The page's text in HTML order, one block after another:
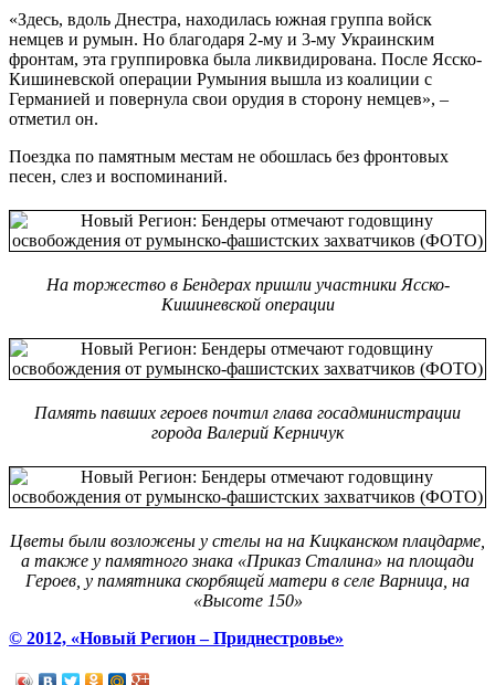
«Здесь, вдоль Днестра, находилась южная группа войск
немцев и румын. Но благодаря 2-му и 3-му Украинским
фронтам, эта группировка была ликвидирована. После Ясско-
Кишиневской операции Румыния вышла из коалиции с
Германией и повернула свои орудия в сторону немцев», –
отметил он.
Поездка по памятным местам не обошлась без фронтовых
песен, слез и воспоминаний.
На торжество в Бендерах пришли участники Ясско-
Кишиневской операции
Память павших героев почтил глава госадминистрации
города Валерий Керничук
Цветы были возложены у стелы на на Кицканском плацдарме,
а также у памятного знака «Приказ Сталина» на площади
Героев, у памятника скорбящей матери в селе Варница, на
«Высоте 150»
© 2012, «Новый Регион – Приднестровье»